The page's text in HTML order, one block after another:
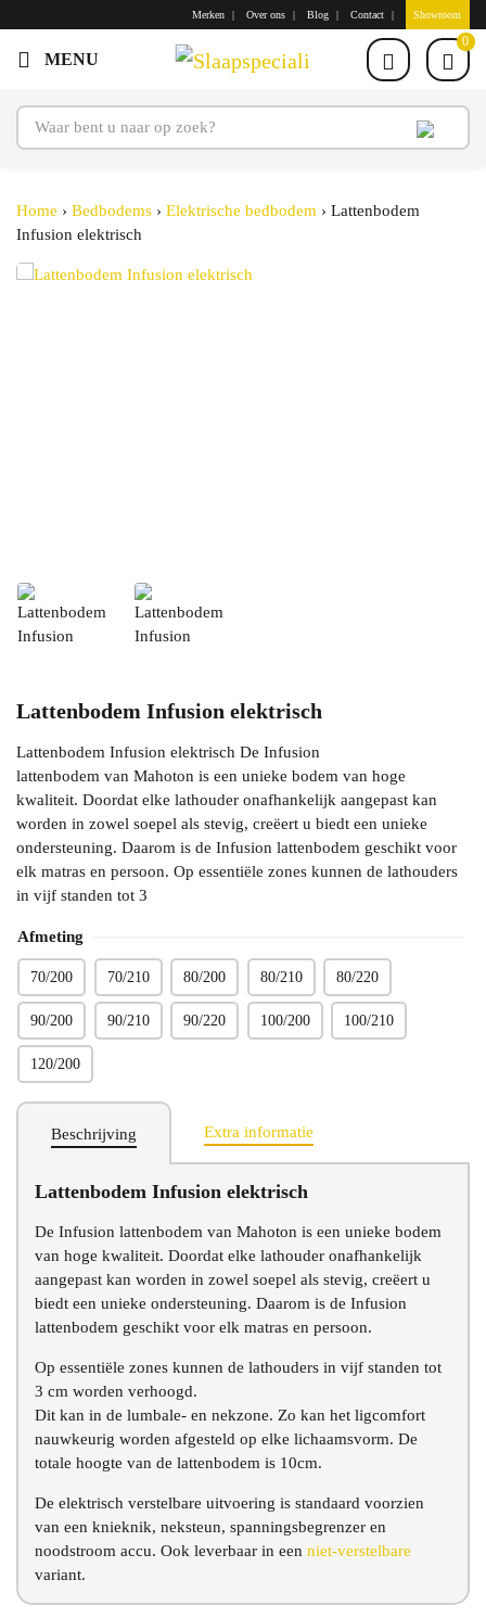
Merken Over ons Blog Contact Showroom
0
Home › Bedbodems › Elektrische bedbodem › Lattenbodem
Infusion elektrisch
Lattenbodem Infusion elektrisch
Lattenbodem Infusion elektrisch De Infusion
lattenbodem van Mahoton is een unieke bodem van hoge
kwaliteit. Doordat elke lathouder onafhankelijk aangepast kan
worden in zowel soepel als stevig, creëert u biedt een unieke
ondersteuning. Daarom is de Infusion lattenbodem geschikt voor
elk matras en persoon. Op essentiële zones kunnen de lathouders
in vijf standen tot 3
Afmeting
70/200 70/210 80/200 80/210 80/220
90/200 90/210 90/220 100/200 100/210
120/200
Beschrijving Extra informatie
Lattenbodem Infusion elektrisch
De Infusion lattenbodem van Mahoton is een unieke bodem
van hoge kwaliteit. Doordat elke lathouder onafhankelijk
aangepast kan worden in zowel soepel als stevig, creëert u
biedt een unieke ondersteuning. Daarom is de Infusion
lattenbodem geschikt voor elk matras en persoon.
Op essentiële zones kunnen de lathouders in vijf standen tot
3 cm worden verhoogd.
Dit kan in de lumbale- en nekzone. Zo kan het ligcomfort
nauwkeurig worden afgesteld op elke lichaamsvorm. De
totale hoogte van de lattenbodem is 10cm.
De elektrisch verstelbare uitvoering is standaard voorzien
van een knieknik, neksteun, spanningsbegrenzer en
noodstroom accu. Ook leverbaar in een niet-verstelbare
variant.